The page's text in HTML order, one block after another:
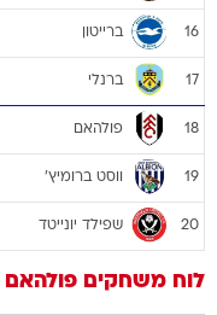
16 ברייטון
17 ברנלי
18 פולהאם
19 ווסט ברומיץ'
20 שפילד יונייטד
לוח משחקים פולהאם